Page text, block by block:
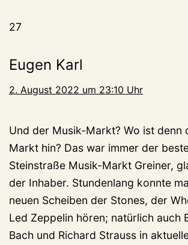
27
Eugen Karl
2. August 2022 um 23:10 Uhr
Und der Musik-Markt? Wo ist denn
Markt hin? Das war immer der
Steinstraße Musik-Markt Greiner,
der Inhaber. Stundenlang konnte
neuen Scheiben der Stones, der
Led Zeppelin hören; natürlich auch
Bach und Richard Strauss in